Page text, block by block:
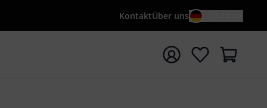
KontaktÜber uns
mit Suchwort {searchTerm} starten